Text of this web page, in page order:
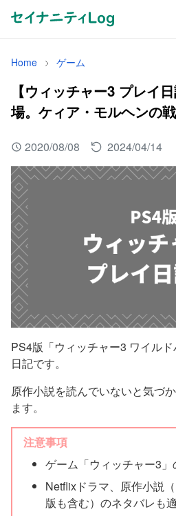
Home ゲーム
【ウィッチャー3 プレイ
場。ケィア・モルヘンの
2020/08/08 2024/04/14
PS4版「ウィッチャー3 ワイル
日記です。
原作小説を読んでいないと気づ
ます。
注意事項
ゲーム「ウィッチャー3」
Netflixドラマ、原作小説
版も含む）のネタバレも